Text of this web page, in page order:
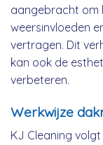
aangebracht om
weersinvloeden
vertragen. Dit
kan ook de
verbeteren.
Werkwijze
KJ Cleaning